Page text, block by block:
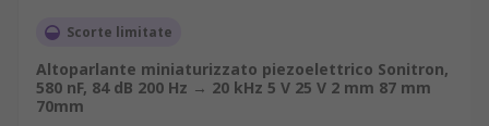
Scorte limitate
Altoparlante miniaturizzato piezoelettrico Sonitron,
580 nF, 84 dB 200 Hz → 20 kHz 5 V 25 V 2 mm 87 mm
70mm